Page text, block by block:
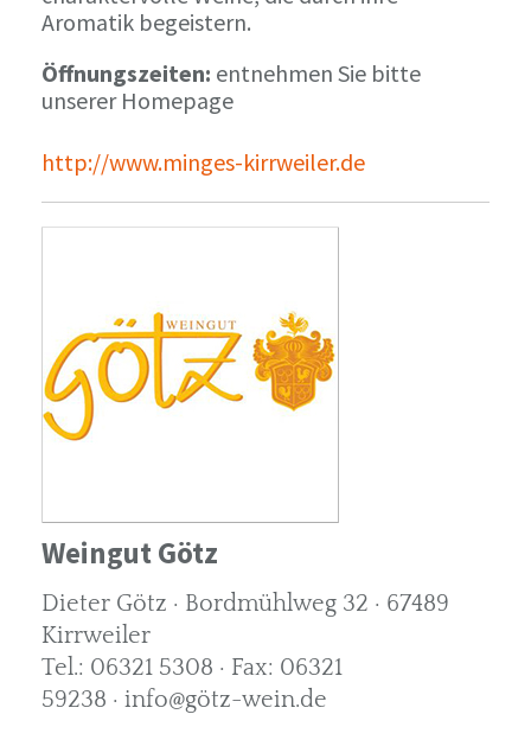
Aromatik begeistern.
Öffnungszeiten: entnehmen Sie bitte
unserer Homepage
http://www.minges-kirrweiler.de
Weingut Götz
Dieter Götz · Bordmühlweg 32 · 67489
Kirrweiler
Tel.: 06321 5308 · Fax: 06321
59238 · info@götz-wein.de